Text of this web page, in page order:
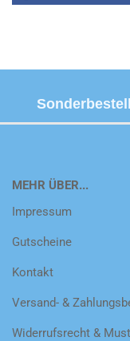
MEHR ÜBER...
Impressum
Gutscheine
Kontakt
Versand- &
Widerrufsrecht &